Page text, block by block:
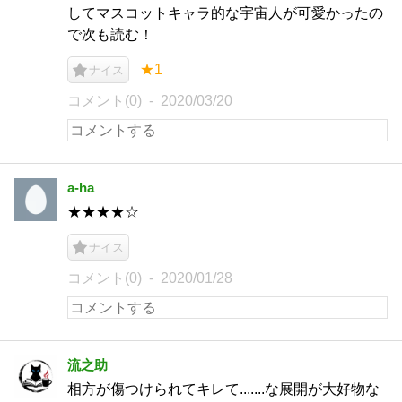
してマスコットキャラ的な宇宙人が可愛かったの
で次も読む！
ナイス ★1
コメント(0) 2020/03/20
a-ha
★★★★☆
ナイス
コメント(0) 2020/01/28
流之助
相方が傷つけられてキレて.......な展開が大好物な